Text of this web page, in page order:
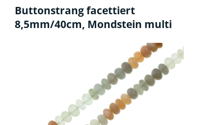
Buttonstrang facettiert
8,5mm/40cm, Mondstein multi